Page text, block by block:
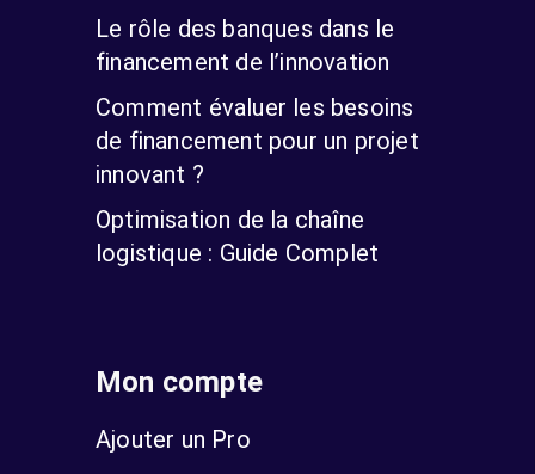
Le rôle des banques dans le
financement de l’innovation
Comment évaluer les besoins
de financement pour un projet
innovant ?
Optimisation de la chaîne
logistique : Guide Complet
Mon compte
Ajouter un Pro